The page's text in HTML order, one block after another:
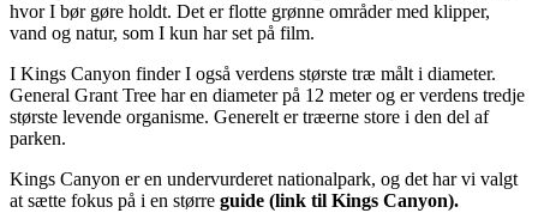
hvor I bør gøre holdt. Det er flotte grønne områder med klipper,
vand og natur, som I kun har set på film.
I Kings Canyon finder I også verdens største træ målt i diameter.
General Grant Tree har en diameter på 12 meter og er verdens tredje
største levende organisme. Generelt er træerne store i den del af
parken.
Kings Canyon er en undervurderet nationalpark, og det har vi valgt
at sætte fokus på i en større guide (link til Kings Canyon).